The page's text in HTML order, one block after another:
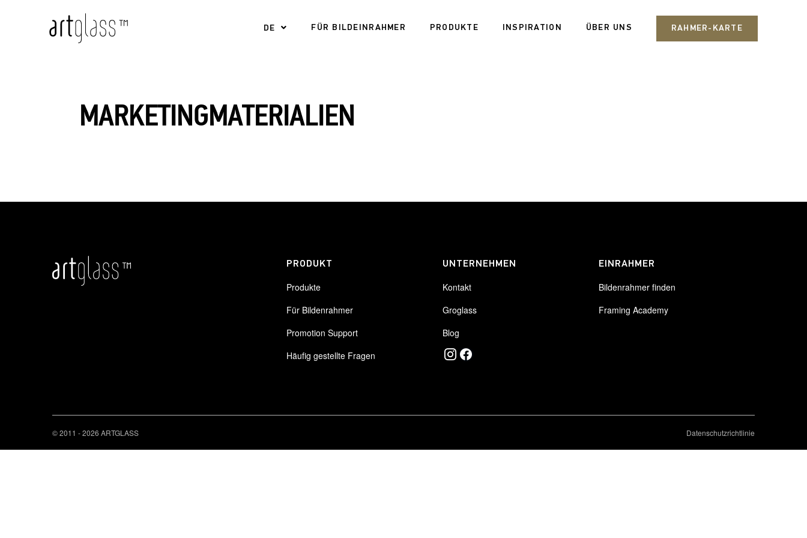
DE FÜR BILDEINRAHMER PRODUKTE INSPIRATION ÜBER UNS RAHMER-KARTE
MARKETINGMATERIALIEN
PRODUKT
Produkte
Für Bildenrahmer
Promotion Support
Häufig gestellte Fragen
UNTERNEHMEN
Kontakt
Groglass
Blog
EINRAHMER
Bildenrahmer finden
Framing Academy
© 2011 - 2026 ARTGLASS Datenschutzrichtlinie